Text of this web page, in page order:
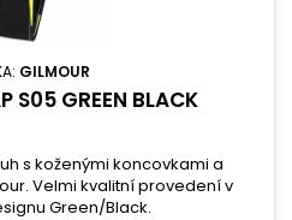
GILMOUR
S05 GREEN BLACK
s koženými koncovkami a
Velmi kvalitní provedení v
Green/Black.